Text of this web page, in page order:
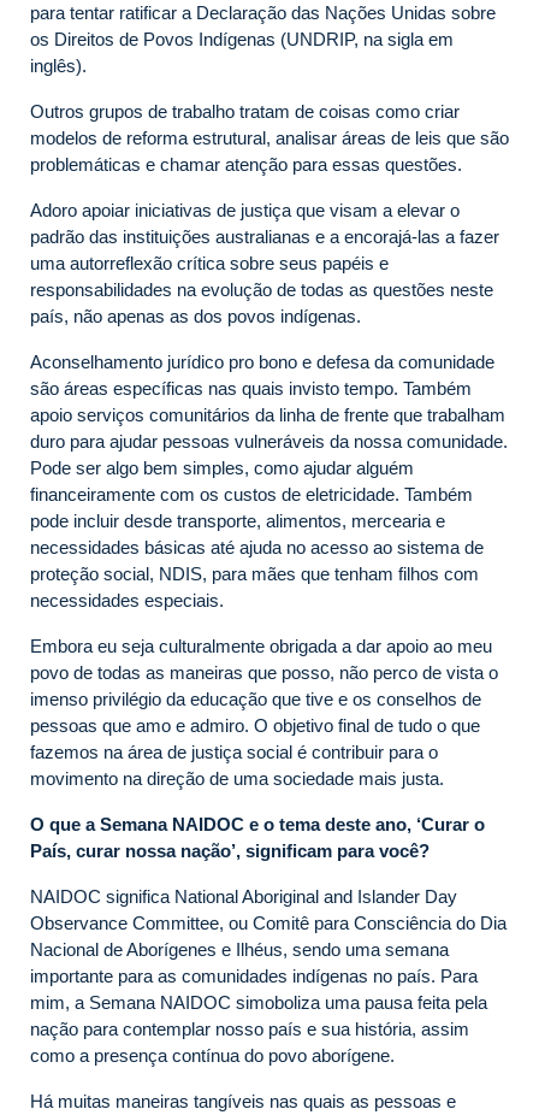
para tentar ratificar a Declaração das Nações Unidas sobre
os Direitos de Povos Indígenas (UNDRIP, na sigla em
inglês).
Outros grupos de trabalho tratam de coisas como criar
modelos de reforma estrutural, analisar áreas de leis que são
problemáticas e chamar atenção para essas questões.
Adoro apoiar iniciativas de justiça que visam a elevar o
padrão das instituições australianas e a encorajá-las a fazer
uma autorreflexão crítica sobre seus papéis e
responsabilidades na evolução de todas as questões neste
país, não apenas as dos povos indígenas.
Aconselhamento jurídico pro bono e defesa da comunidade
são áreas específicas nas quais invisto tempo. Também
apoio serviços comunitários da linha de frente que trabalham
duro para ajudar pessoas vulneráveis da nossa comunidade.
Pode ser algo bem simples, como ajudar alguém
financeiramente com os custos de eletricidade. Também
pode incluir desde transporte, alimentos, mercearia e
necessidades básicas até ajuda no acesso ao sistema de
proteção social, NDIS, para mães que tenham filhos com
necessidades especiais.
Embora eu seja culturalmente obrigada a dar apoio ao meu
povo de todas as maneiras que posso, não perco de vista o
imenso privilégio da educação que tive e os conselhos de
pessoas que amo e admiro. O objetivo final de tudo o que
fazemos na área de justiça social é contribuir para o
movimento na direção de uma sociedade mais justa.
O que a Semana NAIDOC e o tema deste ano, ‘Curar o
País, curar nossa nação’, significam para você?
NAIDOC significa National Aboriginal and Islander Day
Observance Committee, ou Comitê para Consciência do Dia
Nacional de Aborígenes e Ilhéus, sendo uma semana
importante para as comunidades indígenas no país. Para
mim, a Semana NAIDOC simoboliza uma pausa feita pela
nação para contemplar nosso país e sua história, assim
como a presença contínua do povo aborígene.
Há muitas maneiras tangíveis nas quais as pessoas e